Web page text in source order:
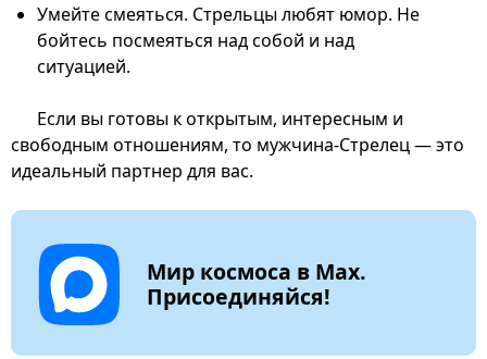
Умейте смеяться. Стрельцы любят юмор. Не
бойтесь посмеяться над собой и над
ситуацией.
Если вы готовы к открытым, интересным и
свободным отношениям, то мужчина-Стрелец — это
идеальный партнер для вас.
Мир космоса в Max.
Присоединяйся!